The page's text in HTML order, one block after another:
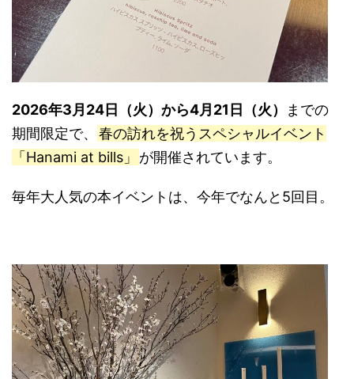
2026年3月24日（火）から4月21日（火）
までの
期間限定で、 春の訪れを祝うスペシャルイベント
「Hanami at bills」
が開催されています。
毎年大人気の本イベントは、今年でなんと5回目。